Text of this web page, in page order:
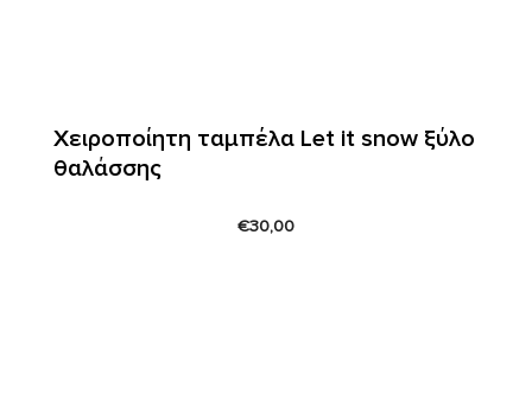
Χειροποίητη ταμπέλα Let it snow ξύλο
θαλάσσης
€30,00